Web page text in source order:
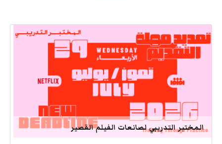
المختبر التدريبي لصانعات الفيلم القصير